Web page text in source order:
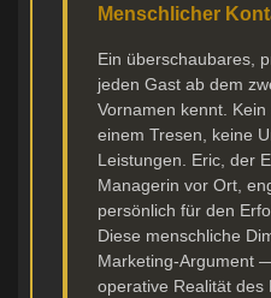
Menschlicher
Ein überschaubares,
jeden Gast ab dem
Vornamen kennt.
einem Tresen, keine
Leistungen. Eric, der
Managerin vor Ort,
persönlich für den
Diese menschliche
Marketing-Argument
operative Realität des